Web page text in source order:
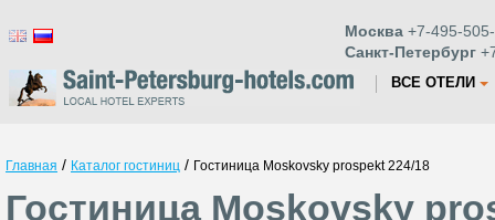
Москва +7-495-
Санкт-Петербург
ВСЕ ОТЕЛИ
Главная / Каталог гостиниц / Гостиница Moskovsky prospekt 224/18
Гостиница Moskovsky